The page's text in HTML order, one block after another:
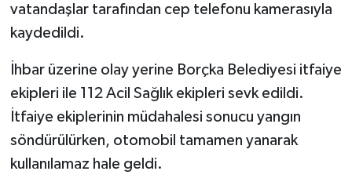
vatandaşlar tarafından cep telefonu kamerasıyla
kaydedildi.
İhbar üzerine olay yerine Borçka Belediyesi itfaiye
ekipleri ile 112 Acil Sağlık ekipleri sevk edildi.
İtfaiye ekiplerinin müdahalesi sonucu yangın
söndürülürken, otomobil tamamen yanarak
kullanılamaz hale geldi.